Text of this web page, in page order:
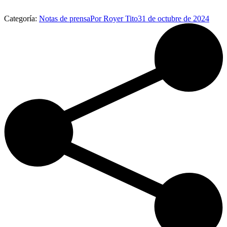
Categoría: Notas de prensaPorRoyer Tito31 de octubre de 2024